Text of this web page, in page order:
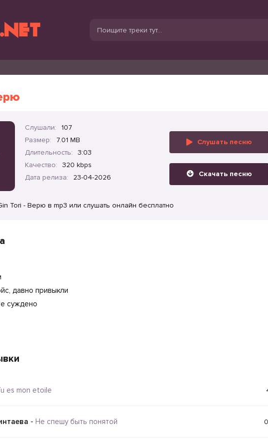
Слушали:
107
Размер:
7.01 MB
Длительность:
3:03
Качество:
320 kbps
Дата релиза:
23-04-2026
Слушать песню
Скачать песню
Tori - Верю в mp3 или слушать онлайн бесплатно
давно привыкли
суждено
es mon etoile
- Не спешу быть понятой